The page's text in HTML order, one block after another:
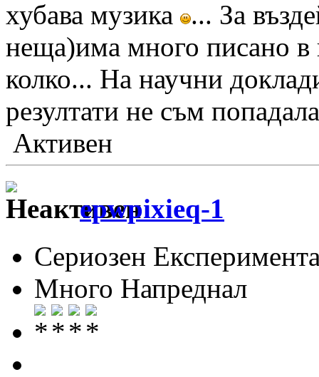
хубава музика
... За
неща)има много писано в
колко... На научни
резултати не съм
Активен
epwpixieq-1
Сериозен
Много Напреднал